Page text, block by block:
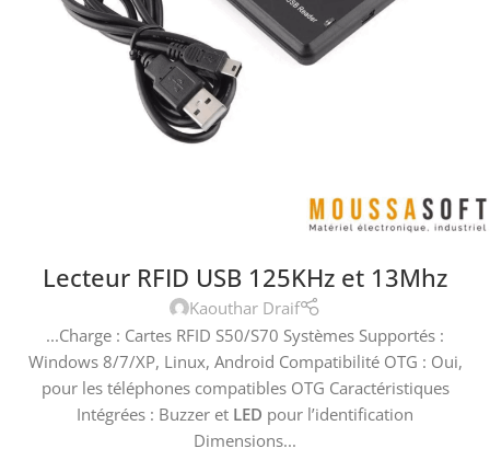
Lecteur RFID USB 125KHz et 13Mhz
Kaouthar Draif
...Charge : Cartes RFID S50/S70 Systèmes Supportés :
Windows 8/7/XP, Linux, Android Compatibilité OTG : Oui,
pour les téléphones compatibles OTG Caractéristiques
Intégrées : Buzzer et LED pour l’identification
Dimensions...